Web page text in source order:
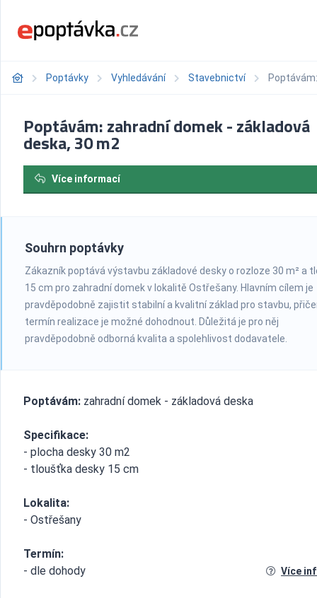
Poptávky Vyhledávání Stavebnictví
Poptávám: zahradní domek - základová
deska, 30 m2
Více informací
Souhrn poptávky
Zákazník poptává výstavbu základové desky o rozloze 30 m² a
15 cm pro zahradní domek v lokalitě Ostřešany. Hlavním cílem je
pravděpodobně zajistit stabilní a kvalitní základ pro stavbu,
termín realizace je možné dohodnout. Důležitá je pro něj
pravděpodobně odborná kvalita a spolehlivost dodavatele.
Poptávám: zahradní domek - základová deska
Specifikace:
- plocha desky 30 m2
- tloušťka desky 15 cm
Lokalita:
- Ostřešany
Termín:
- dle dohody
Více